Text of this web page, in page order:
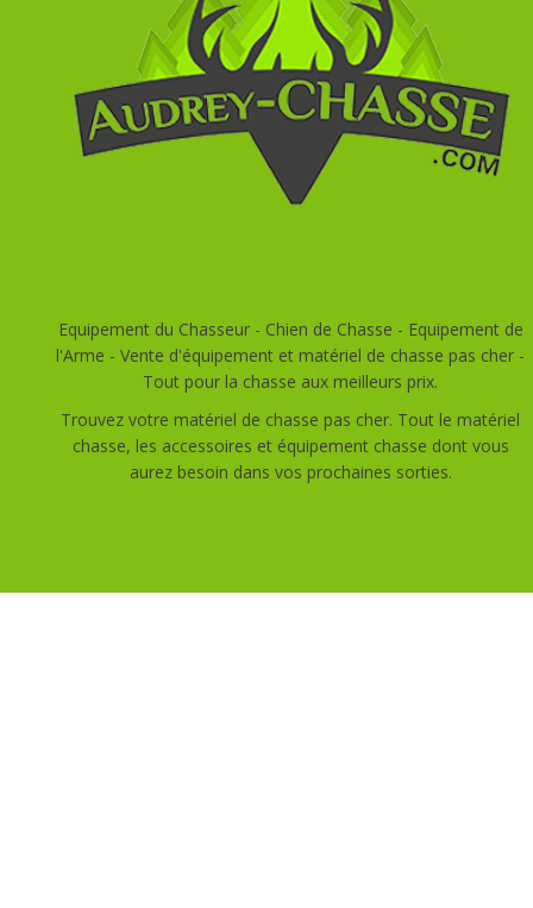
Equipement du Chasseur - Chien de Chasse - Equipement de
l'Arme - Vente d'équipement et matériel de chasse pas cher -
Tout pour la chasse aux meilleurs prix.
Trouvez votre matériel de chasse pas cher. Tout le matériel
chasse, les accessoires et équipement chasse dont vous
aurez besoin dans vos prochaines sorties.